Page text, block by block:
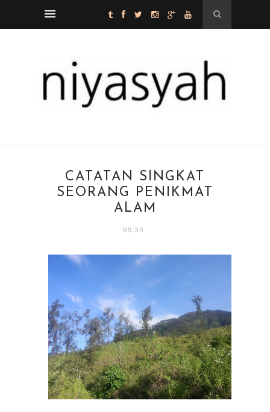
CATATAN SINGKAT
SEORANG PENIKMAT
ALAM
09.39